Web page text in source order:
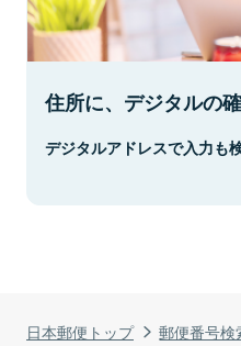
日本郵便トップ 郵便番号検
住所に、デジタルの確
デジタルアドレスで入力も